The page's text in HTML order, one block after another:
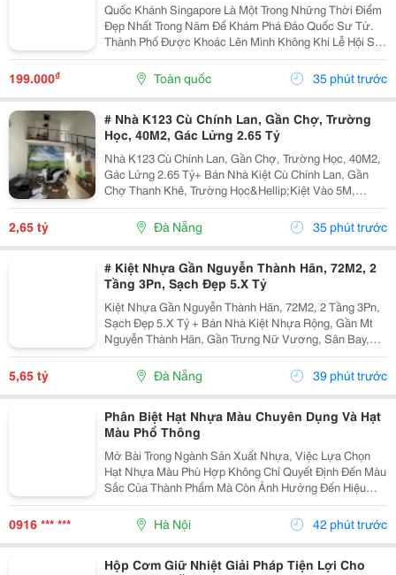
Quốc Khánh Singapore Là Một Trong Những Thời Điểm
Đẹp Nhất Trong Năm Để Khám Phá Đảo Quốc Sư Tử.
Thành Phố Được Khoác Lên Mình Không Khí Lễ Hội Sôi
Động Với Hàng Loạt Sự Kiện Đặc Sắc, Những Màn
Trình Diễn Ánh Sáng Ấn Tượng Và Màn Pháo Hoa Rực
Rỡ Trên...
199.000₫ Toàn quốc 35 phút trước
# Nhà K123 Cù Chính Lan, Gần Chợ, Trường
Học, 40M2, Gác Lửng 2.65 Tỷ
Nhà K123 Cù Chính Lan, Gần Chợ, Trường Học, 40M2,
Gác Lửng 2.65 Tỷ+ Bán Nhà Kiệt Cù Chính Lan, Gần
Chợ Thanh Khê, Trường Học&Hellip;Kiệt Vào 5M,
Trước Nhà 2.5M, Dễ Đi, Gần Kiệt Ô Tô.+ Dt 39M2,
Ngang 4M, Gác Lửng Sẽ, 2Pn 2Wc+ Giá Bán 2.65 Tỷalo
2,65 tỷ Đà Nẵng 35 phút trước
# Kiệt Nhựa Gần Nguyễn Thành Hãn, 72M2, 2
Tầng 3Pn, Sạch Đẹp 5.X Tỷ
Kiệt Nhựa Gần Nguyễn Thành Hãn, 72M2, 2 Tầng 3Pn,
Sạch Đẹp 5.X Tỷ + Bán Nhà Kiệt Nhựa Rộng, Gần Mt
Nguyễn Thành Hãn, Gần Trưng Nữ Vương, Sân Bay,
Nguyễn Hữu Thọ&Hellip;Kiệt Trước Nhà Đổ Nhựa 4.5M
+ Dt 72M2, 2 Tầng Sạch Đẹp, 3Pn 3Wc, P Thờ, Sân...
5,65 tỷ Đà Nẵng 39 phút trước
Phân Biệt Hạt Nhựa Màu Chuyên Dụng Và Hạt
Màu Phổ Thông
Mở Bài Trong Ngành Sản Xuất Nhựa, Việc Lựa Chọn
Hạt Nhựa Màu Phù Hợp Không Chỉ Quyết Định Đến Màu
Sắc Của Thành Phẩm Mà Còn Ảnh Hưởng Đến Hiệu
Quả Gia Công, Độ Ổn Định Chất Lượng Và Chi Phí Sản
Xuất. Trên Thị Trường Hiện Nay, Hạt Nhựa Màu Được
0916 *** *** Hà Nội 42 phút trước
Hộp Cơm Giữ Nhiệt Giải Pháp Tiện Lợi Cho